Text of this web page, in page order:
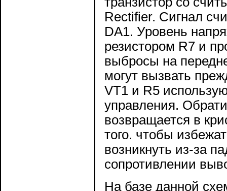
Rectifier. Сигнал
DA1. Уровень
резистором R7 и
выбросы на
могут вызвать
VT1 и R5
управления.
возвращается в
того. чтобы
возникнуть из-за
сопротивлении
На базе данной